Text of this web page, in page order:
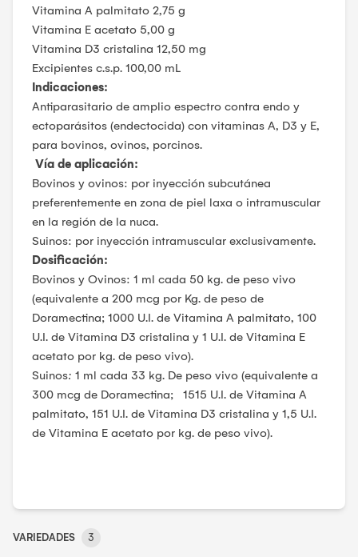
Vitamina A palmitato 2,75 g
Vitamina E acetato 5,00 g
Vitamina D3 cristalina 12,50 mg
Excipientes c.s.p. 100,00 mL
Indicaciones:
Antiparasitario de amplio espectro contra endo y
ectoparásitos (endectocida) con vitaminas A, D3 y E,
para bovinos, ovinos, porcinos.
Vía de aplicación:
Bovinos y ovinos: por inyección subcutánea
preferentemente en zona de piel laxa o intramuscular
en la región de la nuca.
Suinos: por inyección intramuscular exclusivamente.
Dosificación:
Bovinos y Ovinos: 1 ml cada 50 kg. de peso vivo
(equivalente a 200 mcg por Kg. de peso de
Doramectina; 1000 U.I. de Vitamina A palmitato, 100
U.I. de Vitamina D3 cristalina y 1 U.I. de Vitamina E
acetato por kg. de peso vivo).
Suinos: 1 ml cada 33 kg. De peso vivo (equivalente a
300 mcg de Doramectina; 1515 U.I. de Vitamina A
palmitato, 151 U.I. de Vitamina D3 cristalina y 1,5 U.I.
de Vitamina E acetato por kg. de peso vivo).
VARIEDADES 3